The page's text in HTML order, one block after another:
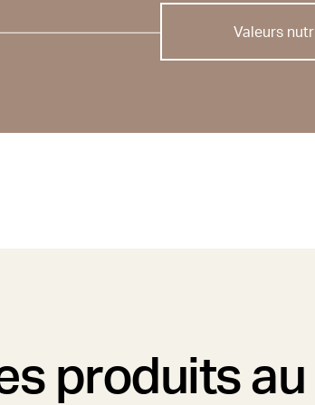
Valeurs
produits au